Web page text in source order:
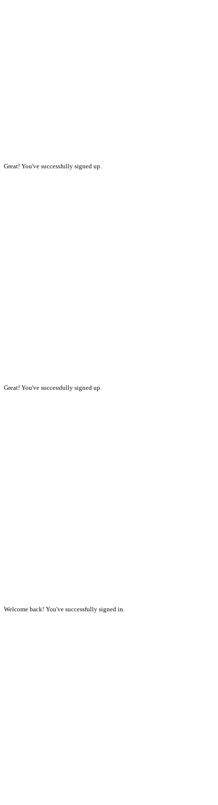
Great! You've successfully signed up.
Great! You've successfully signed up.
Welcome back! You've successfully signed in.